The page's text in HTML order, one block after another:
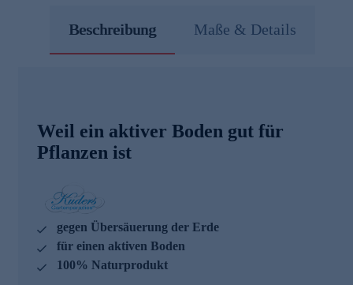
Beschreibung Maße & Details
Weil ein aktiver Boden gut für
Pflanzen ist
gegen Übersäuerung der Erde
für einen aktiven Boden
100% Naturprodukt